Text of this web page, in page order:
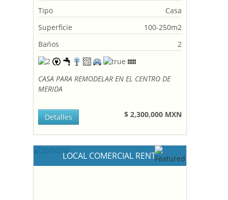
Tipo
Casa
Superficie
100-250m2
Bańos
2
CASA PARA REMODELAR EN EL CENTRO DE
MERIDA
$ 2,300,000 MXN
Detalles
LOCAL COMERCIAL RENT